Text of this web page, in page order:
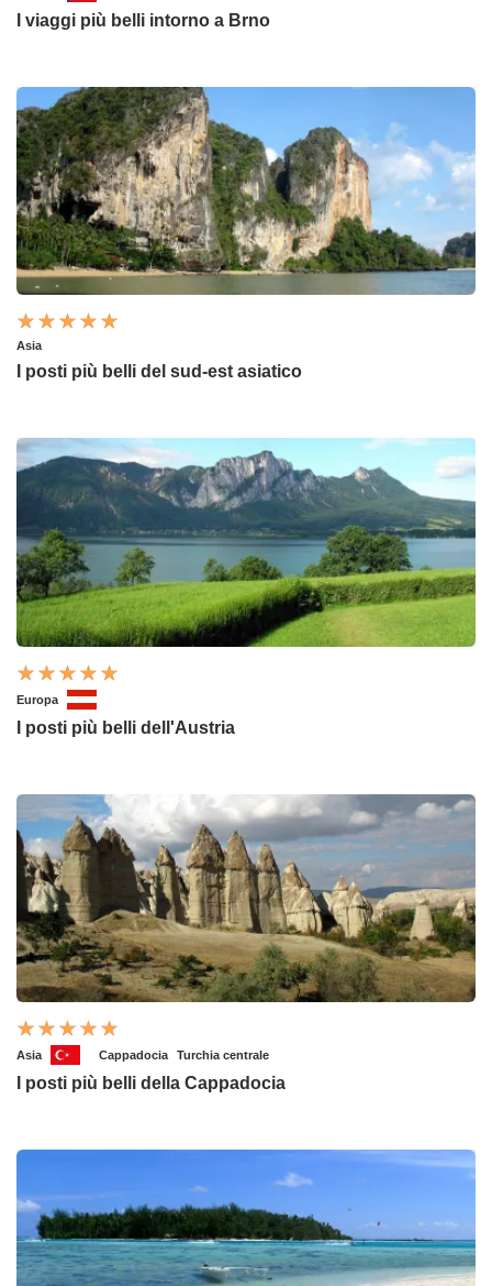
I viaggi più belli intorno a Brno
Asia
I posti più belli del sud-est asiatico
Europa
I posti più belli dell'Austria
Asia Cappadocia Turchia centrale
I posti più belli della Cappadocia